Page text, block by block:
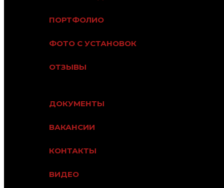
ПОРТФОЛИО
ФОТО С УСТАНОВОК
ОТЗЫВЫ
ДОКУМЕНТЫ
ВАКАНСИИ
КОНТАКТЫ
ВИДЕО